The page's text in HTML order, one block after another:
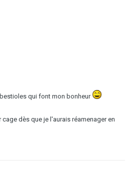
qui font mon bonheur
dès que je l'aurais réamenager en